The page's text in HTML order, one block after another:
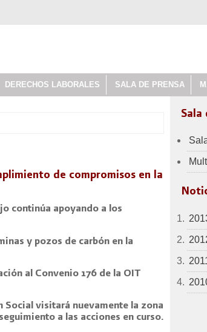
DERECHOS LABORALES SALA DE PRENSA
de compromisos en la
continúa apoyando a los
y pozos de carbón en la
al Convenio 176 de la OIT
Social visitará nuevamente la zona
a las acciones en curso.
Sala